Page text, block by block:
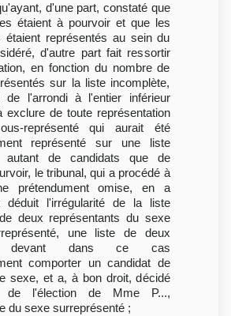
d'une part, constaté que
étaient à pourvoir et que les
étaient représentés au sein du
d'autre part fait ressortir
en fonction du nombre de
sur la liste incomplète,
l'arrondi à l'entier inférieur
exclure de toute représentation
représenté qui aurait été
représenté sur une liste
autant de candidats que de
le tribunal, qui a procédé à
prétendument omise, en a
déduit l'irrégularité de la liste
deux représentants du sexe
une liste de deux
devant dans ce cas
comporter un candidat de
sexe, et a, à bon droit, décidé
de l'élection de Mme P...,
du sexe surreprésenté ;